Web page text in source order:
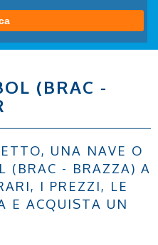
(BRAC -
UNA NAVE O
(BRAC - BRAZZA) A
I PREZZI, LE
E ACQUISTA UN